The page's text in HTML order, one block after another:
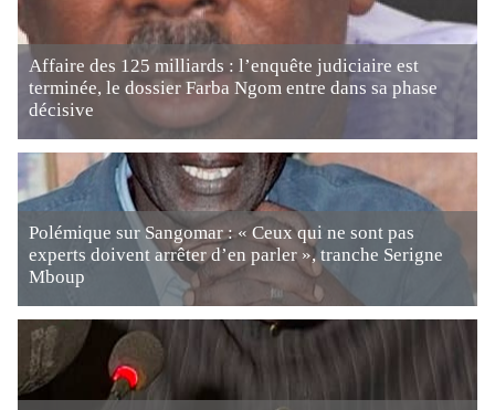
Affaire des 125 milliards : l’enquête judiciaire est
terminée, le dossier Farba Ngom entre dans sa phase
décisive
Polémique sur Sangomar : « Ceux qui ne sont pas
experts doivent arrêter d’en parler », tranche Serigne
Mboup